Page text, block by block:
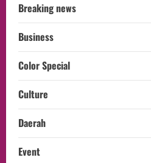
Breaking news
Business
Color Special
Culture
Daerah
Event